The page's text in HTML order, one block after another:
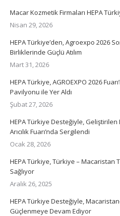
Macar Kozmetik Firmaları HEPA
Nisan 29, 2026
HEPA Türkiye’den, Agroexpo 2026
Birliklerinde Güçlü Atılım
Mart 31, 2026
HEPA Türkiye, AGROEXPO 2026
Pavilyonu ile Yer Aldı
Şubat 27, 2026
HEPA Türkiye Desteğiyle, Geliştirilen
Arıcılık Fuarı’nda Sergilendi
Ocak 28, 2026
HEPA Türkiye, Türkiye – Macaristan
Sağlıyor
Aralık 26, 2025
HEPA Türkiye Desteğiyle,
Güçlenmeye Devam Ediyor